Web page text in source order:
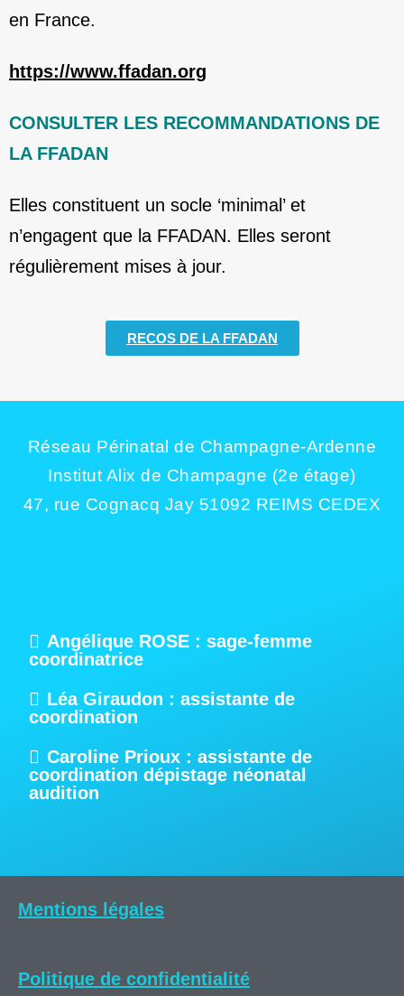
en France.
https://www.ffadan.org
CONSULTER LES RECOMMANDATIONS DE
LA FFADAN
Elles constituent un socle ‘minimal’ et
n’engagent que la FFADAN. Elles seront
régulièrement mises à jour.
RECOS DE LA FFADAN
Réseau Périnatal de Champagne-Ardenne
Institut Alix de Champagne (2e étage)
47, rue Cognacq Jay 51092 REIMS CEDEX
Angélique ROSE : sage-femme
coordinatrice
Léa Giraudon : assistante de
coordination
Caroline Prioux : assistante de
coordination dépistage néonatal
audition
Mentions légales
Politique de confidentialité